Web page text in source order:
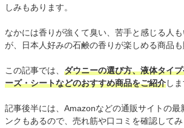
しみもあります。
なかには香りが強くて臭い、苦手と感じる人
が、日本人好みの石鹸の香りが楽しめる商品も
この記事では、 ダウニーの選び方、液体タイ
ーズ・シートなどのおすすめ商品をご紹介しま
記事後半には、Amazonなどの通販サイトの最
ンクもあるので、売れ筋や口コミを確認してみ